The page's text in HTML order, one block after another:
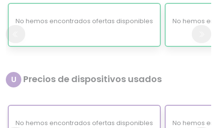
No hemos encontrados ofertas disponibles No hemos
U Precios de dispositivos usados
No hemos encontrados ofertas disponibles No hemos